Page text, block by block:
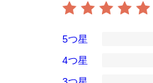
5-
5つ星
4つ星